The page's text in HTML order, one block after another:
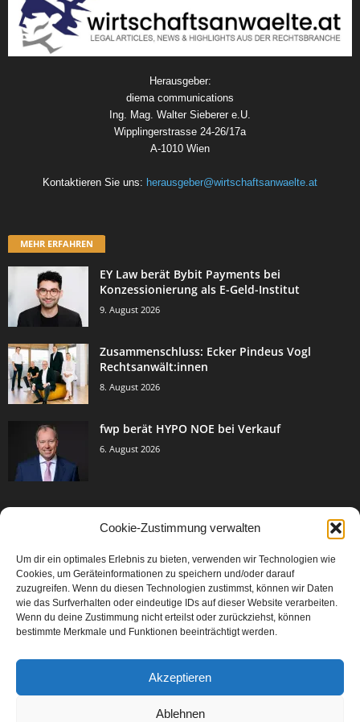
Cookie-Zustimmung verwalten
Um dir ein optimales Erlebnis zu bieten, verwenden wir Technologien wie
Cookies, um Geräteinformationen zu speichern und/oder darauf
zuzugreifen. Wenn du diesen Technologien zustimmst, können wir Daten
wie das Surfverhalten oder eindeutige IDs auf dieser Website verarbeiten.
Wenn du deine Zustimmung nicht erteilst oder zurückziehst, können
bestimmte Merkmale und Funktionen beeinträchtigt werden.
Akzeptieren
Ablehnen
Herausgeber:
diema communications
Ing. Mag. Walter Sieberer e.U.
Wipplingerstrasse 24-26/17a
A-1010 Wien
Kontaktieren Sie uns: herausgeber@wirtschaftsanwaelte.at
MEHR ERFAHREN
EY Law berät Bybit Payments bei
Konzessionierung als E-Geld-Institut
9. August 2026
Zusammenschluss: Ecker Pindeus Vogl
Rechtsanwält:innen
8. August 2026
fwp berät HYPO NOE bei Verkauf
6. August 2026
Events & Success 3005
Breaking News 2067
Aktuelles
Featured Article
Karriere 567